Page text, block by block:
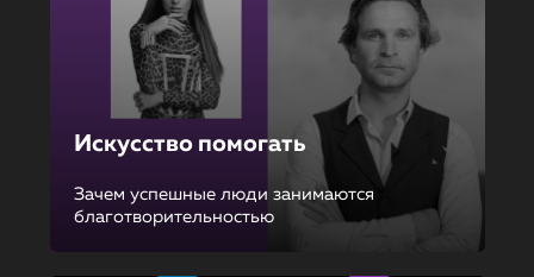
Искусство помогать
Зачем успешные люди занимаются
благотворительностью